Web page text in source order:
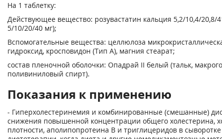
На 1 таблетку:
Действующее вещество: розувастатин кальция 5,2/10,4/20,8/
5/10/20/40 мг);
Вспомогательные вещества: целлюлоза
гидроксид, кросповидон (Тип А), магния стеарат;
состав пленочной оболочки: Опадрай II белый (тальк,
поливиниловый спирт).
Показания к применению
- Гиперхолестеринемия и комбинированные (смешанные)
снижения повышенной концентрации общего холестерина,
плотности, аполипопротеина В и триглицеридов в